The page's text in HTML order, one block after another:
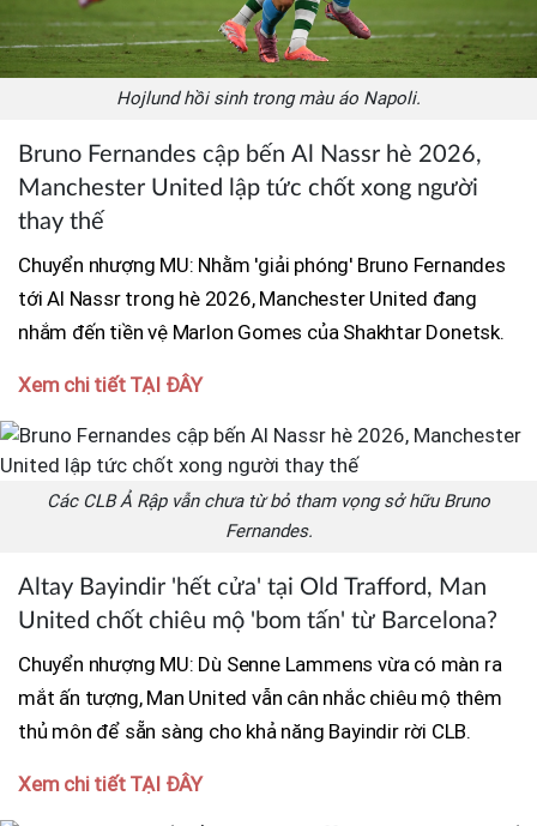
Hojlund hồi sinh trong màu áo Napoli.
Bruno Fernandes cập bến Al Nassr hè 2026,
Manchester United lập tức chốt xong người
thay thế
Chuyển nhượng MU: Nhằm 'giải phóng' Bruno Fernandes
tới Al Nassr trong hè 2026, Manchester United đang
nhắm đến tiền vệ Marlon Gomes của Shakhtar Donetsk.
Xem chi tiết TẠI ĐÂY
Các CLB Ả Rập vẫn chưa từ bỏ tham vọng sở hữu Bruno
Fernandes.
Altay Bayindir 'hết cửa' tại Old Trafford, Man
United chốt chiêu mộ 'bom tấn' từ Barcelona?
Chuyển nhượng MU: Dù Senne Lammens vừa có màn ra
mắt ấn tượng, Man United vẫn cân nhắc chiêu mộ thêm
thủ môn để sẵn sàng cho khả năng Bayindir rời CLB.
Xem chi tiết TẠI ĐÂY